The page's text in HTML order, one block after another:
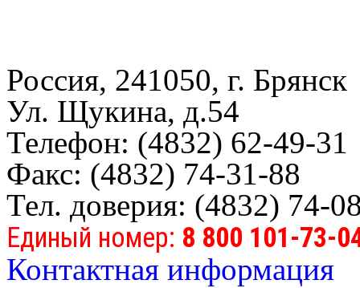
Россия, 241050, г. Брянск
Ул. Щукина, д.54
Телефон: (4832) 62-49-31
Факс: (4832) 74-31-88
Тел. доверия: (4832) 74-
Единый номер: 8 800 101-73-
Контактная информация